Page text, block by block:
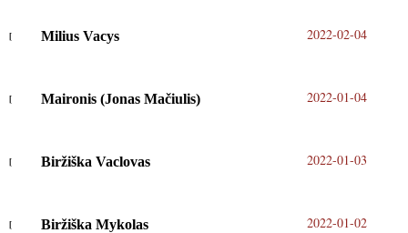
Milius Vacys 2022-02-04
Maironis (Jonas Mačiulis) 2022-01-04
Biržiška Vaclovas 2022-01-03
Biržiška Mykolas 2022-01-02